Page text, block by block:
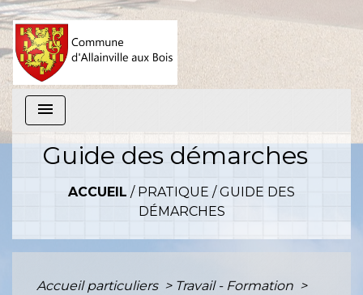
menu
Guide des démarches
ACCUEIL / PRATIQUE /GUIDE DES
DÉMARCHES
Accueil particuliers > Travail - Formation >